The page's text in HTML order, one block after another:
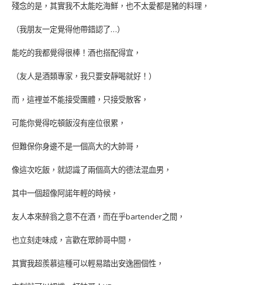
殘念的是，其實我不太能吃海鮮，也不太愛都是豬的料理，
（我朋友一定覺得他帶錯認了…）
能吃的我都覺得很棒！酒也搭配得宜，
（友人是酒類專家，我只要安靜喝就好！）
而，這裡並不能接受團體，只接受散客，
可能你覺得吃頓飯沒有座位很累，
但難保你身邊不是一個高大的大帥哥，
像這次吃飯，就認識了兩個高大的德法混血男，
其中一個超像阿諾年輕的時候，
友人本來醉翁之意不在酒，而在乎bartender之間，
也立刻走味成，言歡在眾帥哥中間，
其實我超羨慕這種可以輕易踏出安逸圈個性，